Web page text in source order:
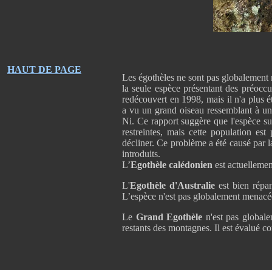
Les égothèles ne sont pas
la seule espèce présentant des
redécouvert en 1998, mais il n'a plus
a vu un grand oiseau ressemblant à
Ni. Ce rapport suggère que l'espèce
restreintes, mais cette population
décliner. Ce problème a été causé
introduits.
L’Egothèle calédonien est
L'Egothèle d'Australie est bien
L’espèce n'est pas globalement
Le Grand Egothèle n'est pas
restants des montagnes. Il est évalué
HAUT DE PAGE